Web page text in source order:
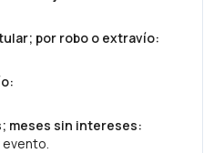
por robo o extravío:
:
meses sin intereses: